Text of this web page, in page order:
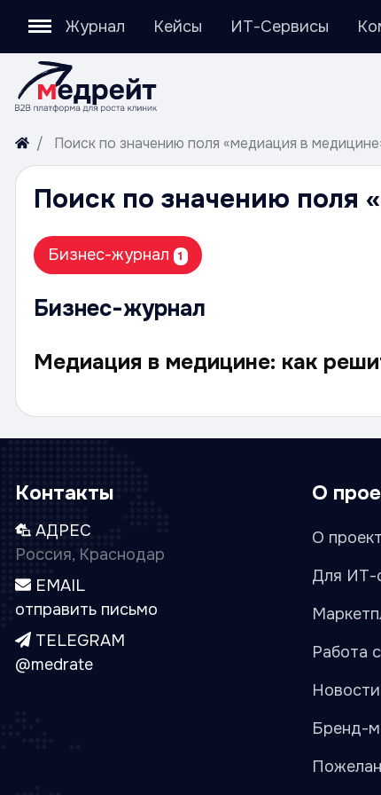
Журнал Кейсы ИТ-Сервисы
Поиск по значению поля «медиация в
Поиск по значению поля
Бизнес-журнал 1
Бизнес-журнал
Медиация в медицине: как
Контакты
АДРЕС
Россия, Краснодар
EMAIL
отправить письмо
TELEGRAM
@medrate
О
О
Для ИТ-
Работа
Бренд-